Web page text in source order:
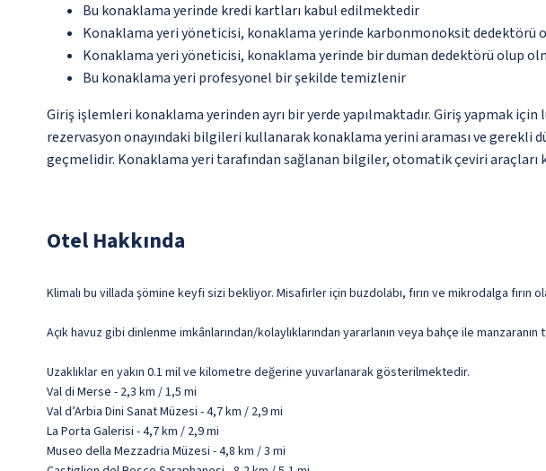
Bu konaklama yerinde kredi kartları kabul edilmektedir
Konaklama yeri yöneticisi, konaklama yerinde karbonmonoksit dedektörü
Konaklama yeri yöneticisi, konaklama yerinde bir duman dedektörü olup
Bu konaklama yeri profesyonel bir şekilde temizlenir
Giriş işlemleri konaklama yerinden ayrı bir yerde yapılmaktadır. Giriş yapmak
rezervasyon onayındaki bilgileri kullanarak konaklama yerini araması ve
geçmelidir. Konaklama yeri tarafından sağlanan bilgiler, otomatik çeviri araçları
Otel Hakkında
Klimalı bu villada şömine keyfi sizi bekliyor. Misafirler için buzdolabı, fırın ve mikrodalga
Açık havuz gibi dinlenme imkânlarından/kolaylıklarından yararlanın veya bahçe ile
Uzaklıklar en yakın 0.1 mil ve kilometre değerine yuvarlanarak gösterilmektedir.
Val di Merse - 2,3 km / 1,5 mi
Val d’Arbia Dini Sanat Müzesi - 4,7 km / 2,9 mi
La Porta Galerisi - 4,7 km / 2,9 mi
Museo della Mezzadria Müzesi - 4,8 km / 3 mi